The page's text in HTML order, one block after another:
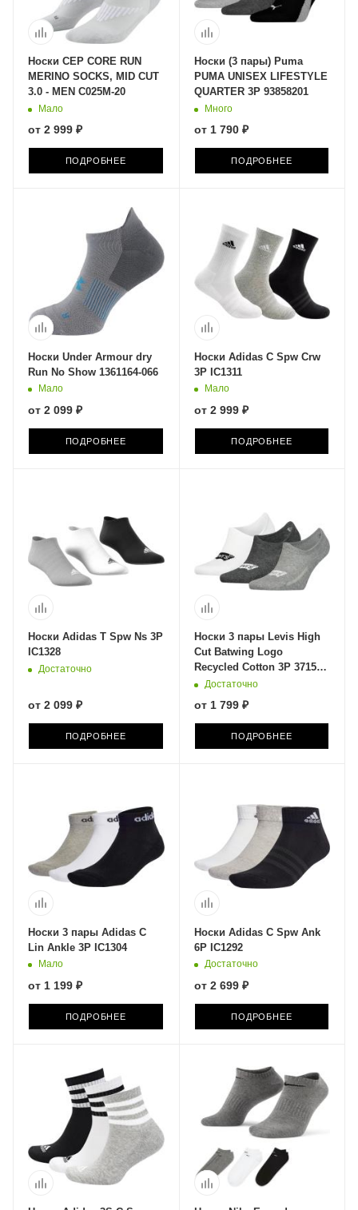
Носки CEP CORE RUN
MERINO SOCKS, MID CUT
3.0 - MEN C025M-20
Мало
от 2 999 ₽
ПОДРОБНЕЕ
Носки (3 пары) Puma
PUMA UNISEX LIFESTYLE
QUARTER 3P 93858201
Много
от 1 790 ₽
ПОДРОБНЕЕ
Носки Under Armour dry
Run No Show 1361164-066
Мало
от 2 099 ₽
ПОДРОБНЕЕ
Носки Adidas C Spw Crw
3P IC1311
Мало
от 2 999 ₽
ПОДРОБНЕЕ
Носки Adidas T Spw Ns 3P
IC1328
Достаточно
от 2 099 ₽
ПОДРОБНЕЕ
Носки 3 пары Levis High
Cut Batwing Logo
Recycled Cotton 3P 37157-
0974Достаточно
от 1 799 ₽
ПОДРОБНЕЕ
Носки 3 пары Adidas C
Lin Ankle 3P IC1304
Мало
от 1 199 ₽
ПОДРОБНЕЕ
Носки Adidas C Spw Ank
6P IC1292
Достаточно
от 2 699 ₽
ПОДРОБНЕЕ